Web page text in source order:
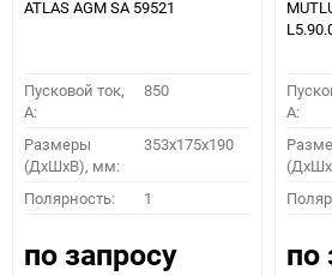
ATLAS AGM SA 59521
Пусковой ток,
A:
850
Размеры
(ДхШхВ), мм:
353x175x190
Полярность: 1
по запросу
A:
по